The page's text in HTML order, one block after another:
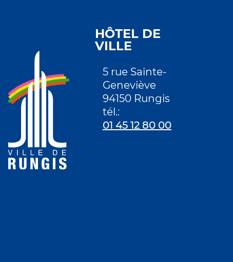
HÔTEL DE
VILLE
5 rue Sainte-
Geneviève
94150 Rungis
tél.:
01 45 12 80 00